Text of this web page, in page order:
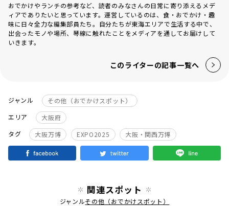
おでかけやランチの参考など、読者のみなさんの日常に寄り添えるメデ
ィアでありたいと思っています。運営しているのは、食・おでかけ・趣
味に日々全力な編集部員たち。自分たちが東海エリアで生活する中で、
出会ったモノや場所、琴線に触れたことをメディアを通してお届けして
いきます。
このライターの記事一覧へ
ジャンル
その他（おでかけスポット）
エリア
大阪府
タグ
大阪万博 EXPO2025 大阪・関西万博
関連スポット
ジャンルその他（おでかけスポット）